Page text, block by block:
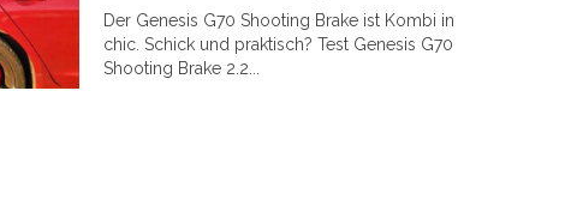
Der Genesis G70 Shooting Brake ist Kombi in
chic. Schick und praktisch? Test Genesis G70
Shooting Brake 2.2...